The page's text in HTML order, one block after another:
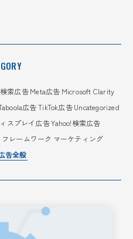
索広告Meta広告 Microsoft Clarity
広告TikTok広告Uncategorized
スプレイ広告Yahoo!検索広告
フレームワーク マーケティング
告全般